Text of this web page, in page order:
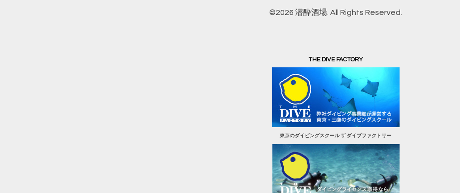
©2026 潜酔酒場 . All Rights Reserved.
THE DIVE FACTORY
東京のダイビングスクール ザ ダイブファクトリー